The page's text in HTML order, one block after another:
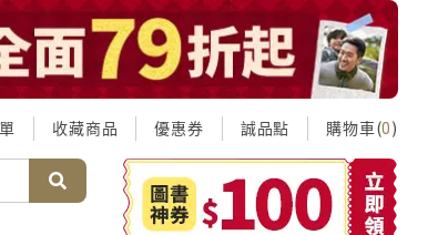
收藏商品 優惠券 誠品點 購物車(0)